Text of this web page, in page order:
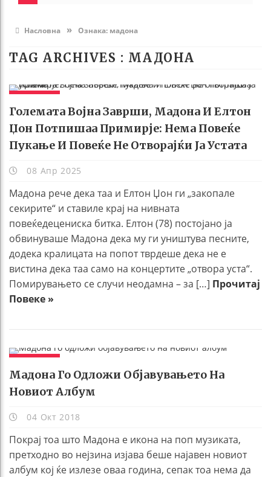
Насловна » Ознака: мадона
TAG ARCHIVES : МАДОНА
Големата Војна Заврши, Мадона И Елтон
Џон Потпишаа Примирје: Нема Повеќе
Пукање И Повеќе Не Отворајќи Ја Устата
08 Апр 2025
Мадона рече дека таа и Елтон Џон ги „закопале
секирите“ и ставиле крај на нивната
повеќедецениска битка. Елтон (78) постојано ја
обвинуваше Мадона дека му ги уништува песните,
додека кралицата на попот тврдеше дека не е
вистина дека таа само на концертите „отвора уста“.
Помирувањето се случи неодамна – за […] Прочитај
Повеке »
Мадона Го Одложи Објавувањето На
Новиот Албум
04 Окт 2018
Покрај тоа што Мадона е икона на поп музиката,
претходно во нејзина изјава беше најавен новиот
албум кој ќе излезе оваа година, сепак тоа нема да